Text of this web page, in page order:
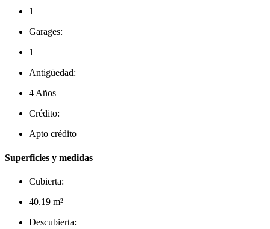
1
Garages:
1
Antigüedad:
4 Años
Crédito:
Apto crédito
Superficies y medidas
Cubierta:
40.19 m²
Descubierta: